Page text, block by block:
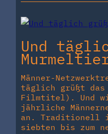
Und
Männer-
täglich grüßt das
Filmtitel). Und
jährliche
an. Traditionell
siebten bis zum